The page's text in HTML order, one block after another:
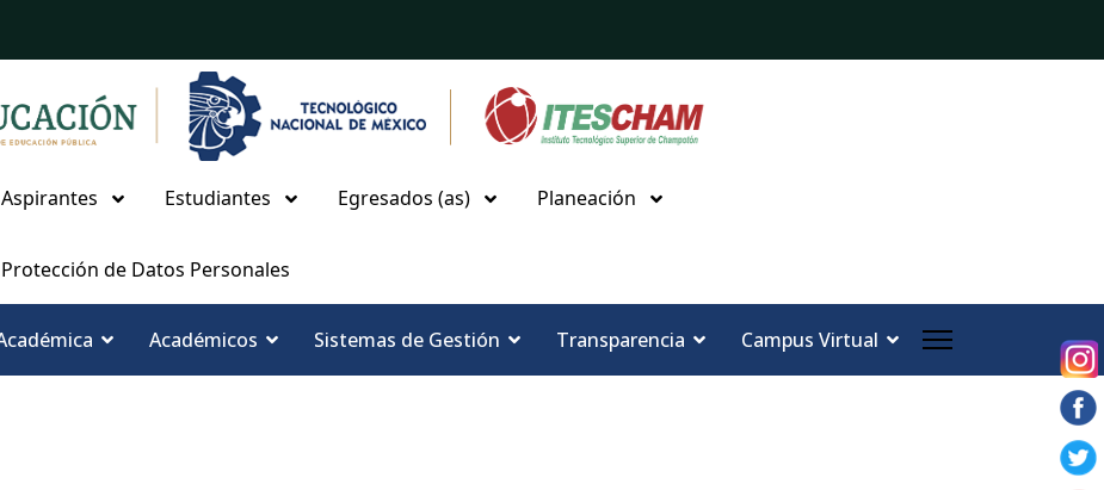
Aspirantes Estudiantes Egresados (as) Planeación
Protección de Datos Personales
Académicos Sistemas de Gestión Transparencia Campus Virtual